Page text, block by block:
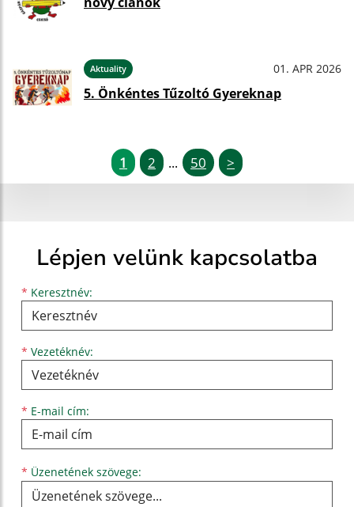
Aktuality 01. APR 2026
5. Önkéntes Tűzoltó Gyereknap
1 2 ... 50 >
Lépjen velünk kapcsolatba
* Keresztnév:
Keresztnév
* Vezetéknév:
Vezetéknév
* E-mail cím:
E-mail cím
* Üzenetének szövege: